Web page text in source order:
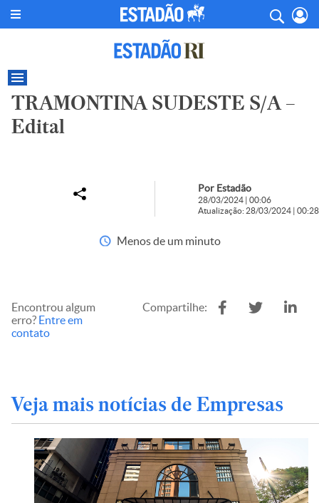
TRAMONTINA SUDESTE S/A –
Edital
Por Estadão
28/03/2024 | 00:06
Atualização: 28/03/2024 | 00:28
Menos de um minuto
Encontrou algum
erro? Entre em
contato
Compartilhe:
Veja mais notícias de Empresas